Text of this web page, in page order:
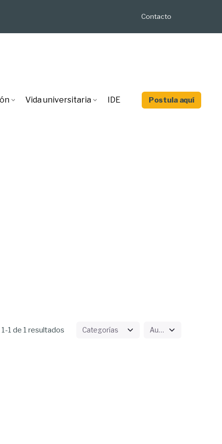
Contacto
Vida universitaria IDE Postula aquí
1 de 1 resultados